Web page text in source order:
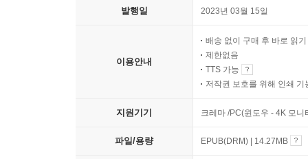
발행일 2023년 03월 15일
이용안내
배송 없이 구매 후 바로 읽기
제한없음
TTS 가능
저작권 보호를 위해 인쇄 기
지원기기 크레마 /PC(윈도우 - 4K 모
파일/용량 EPUB(DRM) | 14.27MB